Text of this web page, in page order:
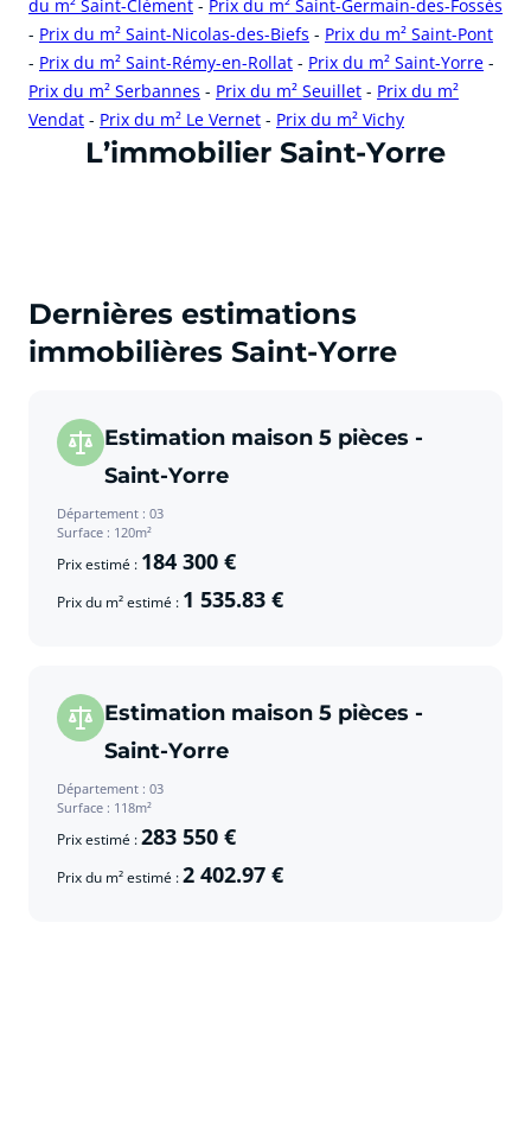
du m² Saint-Clément - Prix du m² Saint-Germain-des-Fossés
- Prix du m² Saint-Nicolas-des-Biefs - Prix du m² Saint-Pont
- Prix du m² Saint-Rémy-en-Rollat - Prix du m² Saint-Yorre -
Prix du m² Serbannes - Prix du m² Seuillet - Prix du m²
Vendat - Prix du m² Le Vernet - Prix du m² Vichy
cliquer pour afficher plus du text
L’immobilier Saint-Yorre
Dernières estimations
immobilières Saint-Yorre
Estimation maison 5 pièces -
Saint-Yorre
Département : 03
Surface : 120m²
Prix estimé : 184 300 €
Prix du m² estimé : 1 535.83 €
Estimation maison 5 pièces -
Saint-Yorre
Département : 03
Surface : 118m²
Prix estimé :283 550 €
Prix du m² estimé :2 402.97 €